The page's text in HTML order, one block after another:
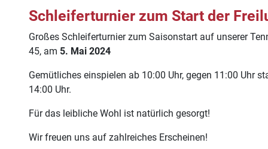
Schleiferturnier zum Start der
Großes Schleiferturnier zum Saisonstart auf unserer
45, am 5. Mai 2024
Gemütliches einspielen ab 10:00 Uhr, gegen 11:00 Uhr
14:00 Uhr.
Für das leibliche Wohl ist natürlich gesorgt!
Wir freuen uns auf zahlreiches Erscheinen!